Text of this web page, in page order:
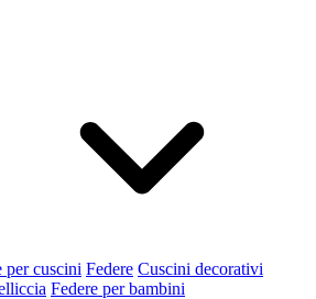
per cuscini Federe Cuscini decorativi
Federe per bambini